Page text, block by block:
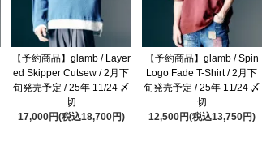
【予約商品】glamb / Layer
ed Skipper Cutsew / 2月下
旬発売予定 / 25年 11/24 〆
切
17,000円(税込18,700円)
【予約商品】glamb / Spin
Logo Fade T-Shirt / 2月下
旬発売予定 / 25年 11/24 〆
切
12,500円(税込13,750円)